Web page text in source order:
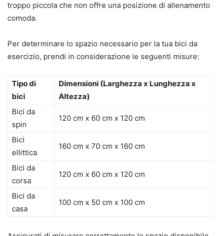
troppo piccola che non offre una posizione di allenamento
comoda.
Per determinare lo spazio necessario per la tua bici da
esercizio, prendi in considerazione le seguenti misure:
Tipo di
bici
Dimensioni (Larghezza x Lunghezza x
Altezza)
Bici da
spin
120 cm x 60 cm x 120 cm
Bici
ellittica
160 cm x 70 cm x 160 cm
Bici da
corsa
120 cm x 60 cm x 120 cm
Bici da
casa
100 cm x 50 cm x 100 cm